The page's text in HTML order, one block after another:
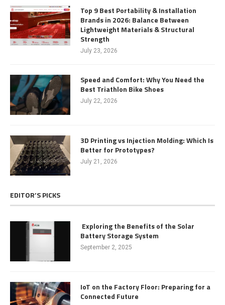
Top 9 Best Portability & Installation
Brands in 2026: Balance Between
Lightweight Materials & Structural
Strength
July 23, 2026
Speed and Comfort: Why You Need the
Best Triathlon Bike Shoes
July 22, 2026
3D Printing vs Injection Molding: Which Is
Better for Prototypes?
July 21, 2026
EDITOR’S PICKS
Exploring the Benefits of the Solar
Battery Storage System
September 2, 2025
IoT on the Factory Floor: Preparing for a
Connected Future